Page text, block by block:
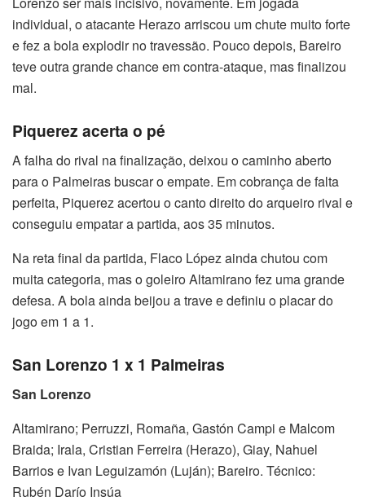
individual, o atacante Herazo arriscou um chute muito forte
e fez a bola explodir no travessão. Pouco depois, Bareiro
teve outra grande chance em contra-ataque, mas finalizou
mal.
Piquerez acerta o pé
A falha do rival na finalização, deixou o caminho aberto
para o Palmeiras buscar o empate. Em cobrança de falta
perfeita, Piquerez acertou o canto direito do arqueiro rival e
conseguiu empatar a partida, aos 35 minutos.
Na reta final da partida, Flaco López ainda chutou com
muita categoria, mas o goleiro Altamirano fez uma grande
defesa. A bola ainda beijou a trave e definiu o placar do
jogo em 1 a 1.
San Lorenzo 1 x 1 Palmeiras
San Lorenzo
Altamirano; Perruzzi, Romaña, Gastón Campi e Malcom
Braida; Irala, Cristian Ferreira (Herazo), Giay, Nahuel
Barrios e Ivan Leguizamón (Luján); Bareiro. Técnico:
Rubén Darío Insúa